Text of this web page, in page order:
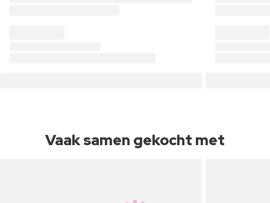
Vaak samen gekocht met